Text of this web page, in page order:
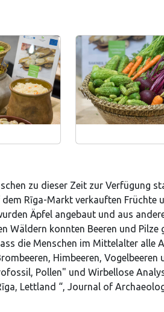
zu dieser Zeit zur Verfügung
Rīga-Markt verkauften Früchte
Äpfel angebaut und aus
Wäldern konnten Beeren und
die Menschen im Mittelalter alle
Himbeeren, Vogelbeeren
Pollen" und Wirbellose
Lettland “, Journal of